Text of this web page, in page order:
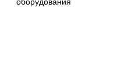
оборудования